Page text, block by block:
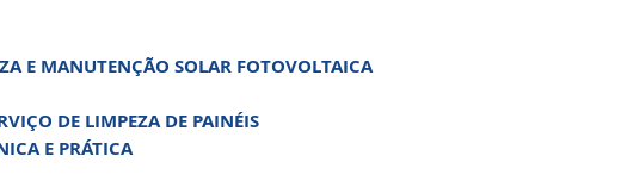
E MANUTENÇÃO SOLAR FOTOVOLTAICA
DE LIMPEZA DE PAINÉIS
E PRÁTICA